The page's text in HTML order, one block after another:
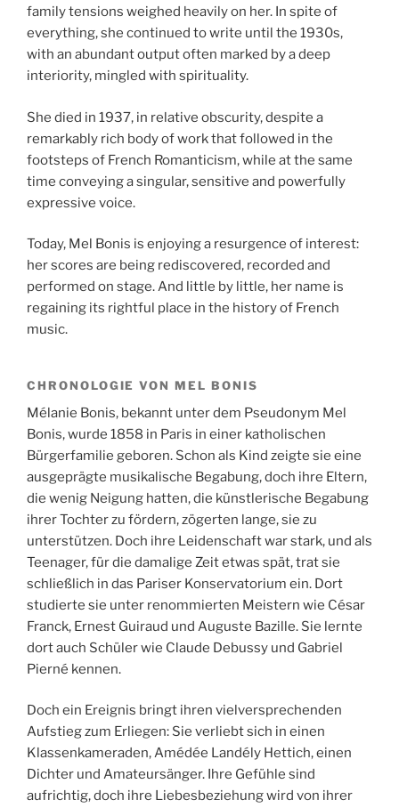
family tensions weighed heavily on her. In spite of
everything, she continued to write until the 1930s,
with an abundant output often marked by a deep
interiority, mingled with spirituality.
She died in 1937, in relative obscurity, despite a
remarkably rich body of work that followed in the
footsteps of French Romanticism, while at the same
time conveying a singular, sensitive and powerfully
expressive voice.
Today, Mel Bonis is enjoying a resurgence of interest:
her scores are being rediscovered, recorded and
performed on stage. And little by little, her name is
regaining its rightful place in the history of French
music.
CHRONOLOGIE VON MEL BONIS
Mélanie Bonis, bekannt unter dem Pseudonym Mel
Bonis, wurde 1858 in Paris in einer katholischen
Bürgerfamilie geboren. Schon als Kind zeigte sie eine
ausgeprägte musikalische Begabung, doch ihre Eltern,
die wenig Neigung hatten, die künstlerische Begabung
ihrer Tochter zu fördern, zögerten lange, sie zu
unterstützen. Doch ihre Leidenschaft war stark, und als
Teenager, für die damalige Zeit etwas spät, trat sie
schließlich in das Pariser Konservatorium ein. Dort
studierte sie unter renommierten Meistern wie César
Franck, Ernest Guiraud und Auguste Bazille. Sie lernte
dort auch Schüler wie Claude Debussy und Gabriel
Pierné kennen.
Doch ein Ereignis bringt ihren vielversprechenden
Aufstieg zum Erliegen: Sie verliebt sich in einen
Klassenkameraden, Amédée Landély Hettich, einen
Dichter und Amateursänger. Ihre Gefühle sind
aufrichtig, doch ihre Liebesbeziehung wird von ihrer